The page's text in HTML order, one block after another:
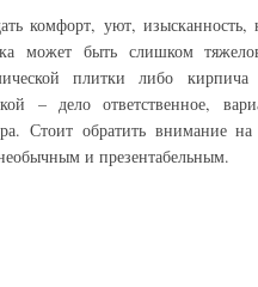
комфорт, уют, изысканность,
может быть слишком
плитки либо
– дело ответственное,
Стоит обратить внимание
и презентабельным.